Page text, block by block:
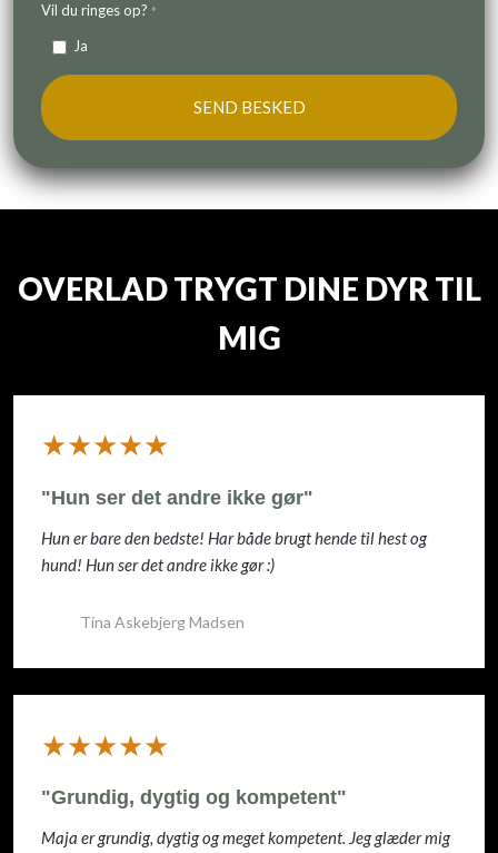
Vil du ringes op? *
Ja
OVERLAD TRYGT DINE DYR TIL
MIG
​★★★★★
"Hun ser det andre ikke gør"
Hun er bare den bedste! Har både brugt hende til hest og
hund! Hun ser det andre ikke gør :)
Tina Askebjerg Madsen
​★★★★★
"Grundig, dygtig og kompetent"
Maja er grundig, dygtig og meget kompetent. Jeg glæder mig